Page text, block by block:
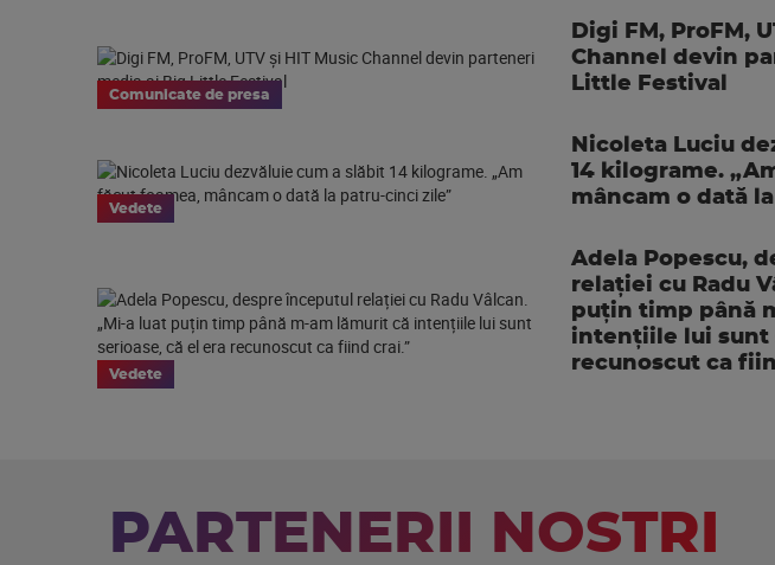
Comunicate de presa
Digi FM, ProFM,
Channel devin
Little Festival
Vedete
Nicoleta Luciu
14 kilograme.
mâncam o dată
Vedete
Adela Popescu,
relației cu Radu
puțin timp până
intențiile lui sunt
recunoscut ca
PARTENERII NOSTRI